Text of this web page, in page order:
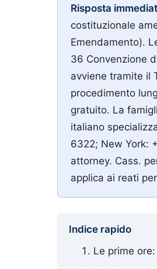
Risposta
costituzionale
Emendamento).
36 Convenzione
avviene tramite il
procedimento
gratuito. La
italiano
6322; New York:
attorney. Cass.
applica ai reati
Indice rapido
Le prime